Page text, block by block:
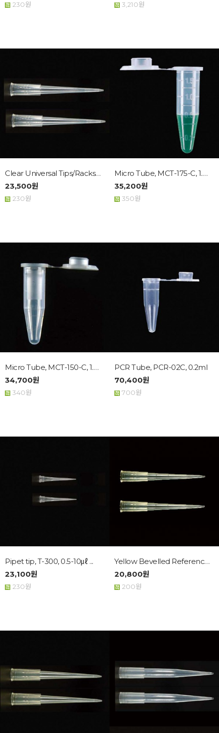
230원 3,210원
Clear Universal Tips/Racks, ...
23,500원
230원
Micro Tube, MCT-175-C, 1.7ml...
35,200원
350원
Micro Tube, MCT-150-C, 1.5ml
34,700원
340원
PCR Tube, PCR-02C, 0.2ml
70,400원
700원
Pipet tip, T-300, 0.5-10㎕ ...
23,100원
230원
Yellow Bevelled Reference Ti...
20,800원
200원